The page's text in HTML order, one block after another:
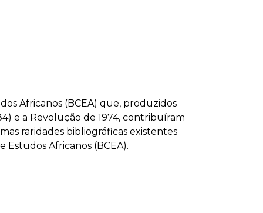
Africanos (BCEA) que, produzidos
e a Revolução de 1974, contribuíram
raridades bibliográficas existentes
Africanos (BCEA).